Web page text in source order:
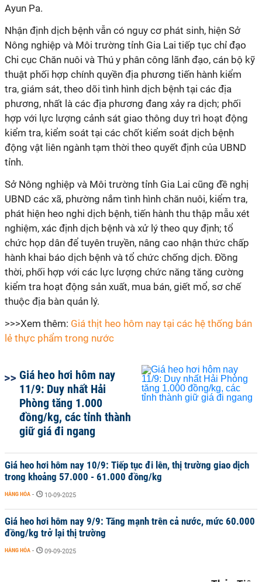
Ayun Pa.
Nhận định dịch bệnh vẫn có nguy cơ phát sinh, hiện Sở
Nông nghiệp và Môi trường tỉnh Gia Lai tiếp tục chỉ đạo
Chi cục Chăn nuôi và Thú y phân công lãnh đạo, cán bộ kỹ
thuật phối hợp chính quyền địa phương tiến hành kiểm
tra, giám sát, theo dõi tình hình dịch bệnh tại các địa
phương, nhất là các địa phương đang xảy ra dịch; phối
hợp với lực lượng cảnh sát giao thông duy trì hoạt động
kiểm tra, kiểm soát tại các chốt kiểm soát dịch bệnh
động vật liên ngành tạm thời theo quyết định của UBND
tỉnh.
Sở Nông nghiệp và Môi trường tỉnh Gia Lai cũng đề nghị
UBND các xã, phường nắm tình hình chăn nuôi, kiểm tra,
phát hiện heo nghi dịch bệnh, tiến hành thu thập mẫu xét
nghiệm, xác định dịch bệnh và xử lý theo quy định; tổ
chức họp dân để tuyên truyền, nâng cao nhận thức chấp
hành khai báo dịch bệnh và tổ chức chống dịch. Đồng
thời, phối hợp với các lực lượng chức năng tăng cường
kiểm tra hoạt động sản xuất, mua bán, giết mổ, sơ chế
thuộc địa bàn quản lý.
>>>Xem thêm: Giá thịt heo hôm nay tại các hệ thống bán
lẻ thực phẩm trong nước
Giá heo hơi hôm nay
11/9: Duy nhất Hải
Phòng tăng 1.000
đồng/kg, các tỉnh thành
giữ giá đi ngang
Giá heo hơi hôm nay 10/9: Tiếp tục đi lên, thị trường giao dịch
trong khoảng 57.000 - 61.000 đồng/kg
HÀNG HÓA - 10-09-2025
Giá heo hơi hôm nay 9/9: Tăng mạnh trên cả nước, mức 60.000
đồng/kg trở lại thị trường
HÀNG HÓA - 09-09-2025